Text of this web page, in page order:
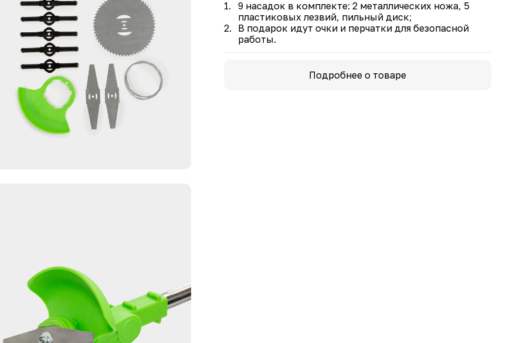
прилагаемого торцевого ключа и поверните ключ
против часовой стрелки.
Шаг 2. Установите защитное приспособление на
катушку, совместив пазы. Поверните защитное
закрепите винт и соедините защитное приспособление
9 насадок в комплекте: 2 металлических ножа, 5
пластиковых лезвий, пильный диск;
В подарок идут очки и перчатки для безопасной
работы.
Подробнее о товаре